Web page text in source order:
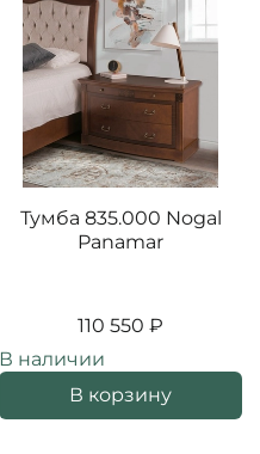
Тумба 835.000 Nogal
Panamar
110 550 ₽
В наличии
В корзину